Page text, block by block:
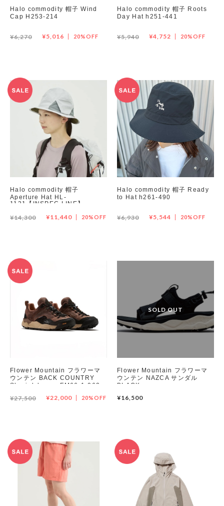
Halo commodity 帽子 Wind
Cap H253-214
20%OFF
¥6,270 ¥5,016
Halo commodity 帽子 Roots
Day Hat h251-441
20%OFF
¥5,940 ¥4,752
Halo commodity 帽子
Aperture Hat HL-
1121【INSPEC LINE】
20%OFF
¥14,300 ¥11,440
Halo commodity 帽子 Ready
to Hat h261-490
20%OFF
¥6,930 ¥5,544
Flower Mountain フラワーマ
ウンテン BACK COUNTRY
Shurink brown FM66-1-062
20%OFF
¥27,500 ¥22,000
Flower Mountain フラワーマ
ウンテン NAZCA サンダル
BLACK
¥16,500